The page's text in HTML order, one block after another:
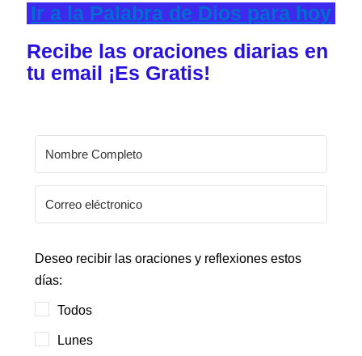
Ir a la Palabra de Dios para hoy
Recibe las oraciones diarias en
tu email ¡Es Gratis!
Deseo recibir las oraciones y reflexiones estos
días:
Todos
Lunes